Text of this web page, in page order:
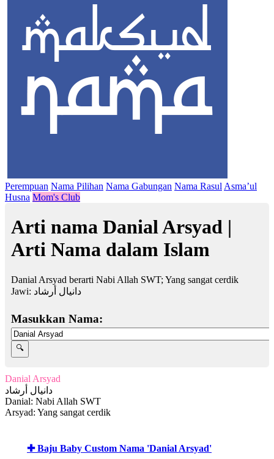
Perempuan Nama Pilihan Nama Gabungan Nama Rasul Asma’ul
Husna Mom's Club
Arti nama Danial Arsyad |
Arti Nama dalam Islam
Danial Arsyad berarti Nabi Allah SWT; Yang sangat cerdik
Jawi: دانيال أرشاد
Masukkan Nama:
Danial Arsyad
دانيال أرشاد
Danial: Nabi Allah SWT
Arsyad: Yang sangat cerdik
✚ Baju Baby Custom Nama 'Danial Arsyad'